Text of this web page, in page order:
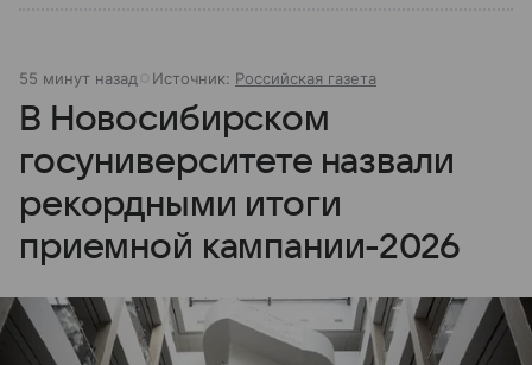
55 минут назад Источник: Российская газета
В Новосибирском
госуниверситете назвали
рекордными итоги
приемной кампании-2026